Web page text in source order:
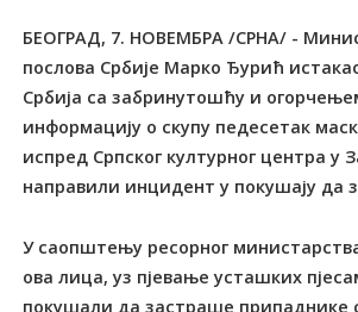
БЕОГРАД, 7. НОВЕМБРА /СРНА/ -
послова Србије Марко Ђурић
Србија са забринутошћу и
информацију о скупу педесетак
испред Српског културног центра у
направили инцидент у покушају да
У саопштењу ресорног
ова лица, уз пјевање усташких
покушали да застраше припаднике